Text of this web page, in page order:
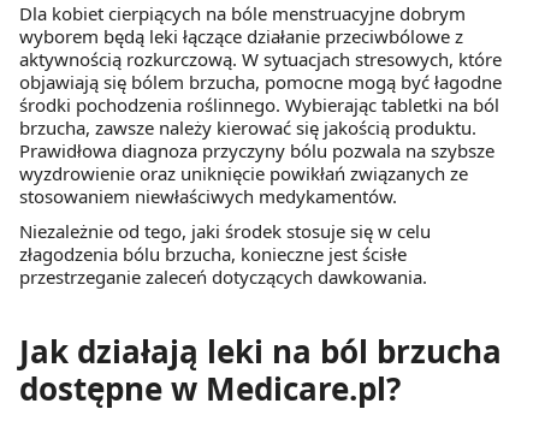
Dla kobiet cierpiących na bóle menstruacyjne dobrym
wyborem będą leki łączące działanie przeciwbólowe z
aktywnością rozkurczową. W sytuacjach stresowych, które
objawiają się bólem brzucha, pomocne mogą być łagodne
środki pochodzenia roślinnego. Wybierając tabletki na ból
brzucha, zawsze należy kierować się jakością produktu.
Prawidłowa diagnoza przyczyny bólu pozwala na szybsze
wyzdrowienie oraz uniknięcie powikłań związanych ze
stosowaniem niewłaściwych medykamentów.
Niezależnie od tego, jaki środek stosuje się w celu
złagodzenia bólu brzucha, konieczne jest ścisłe
przestrzeganie zaleceń dotyczących dawkowania.
Jak działają leki na ból brzucha
dostępne w Medicare.pl?